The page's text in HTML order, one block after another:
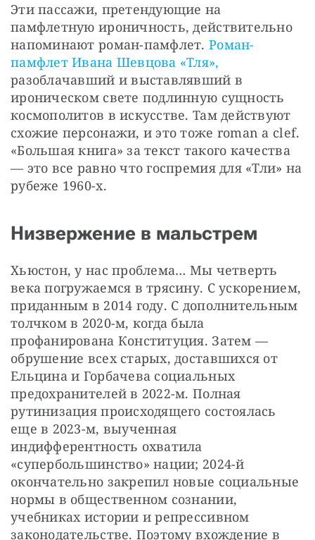
Эти пассажи, претендующие на
памфлетную ироничность, действительно
напоминают роман-памфлет. Роман-
памфлет Ивана Шевцова «Тля»,
разоблачавший и выставлявший в
ироническом свете подлинную сущность
космополитов в искусстве. Там действуют
схожие персонажи, и это тоже roman a clef.
«Большая книга» за текст такого качества
— это все равно что госпремия для «Тли» на
рубеже 1960-х.
Низвержение в мальстрем
Хьюстон, у нас проблема… Мы четверть
века погружаемся в трясину. С ускорением,
приданным в 2014 году. С дополнительным
толчком в 2020-м, когда была
профанирована Конституция. Затем —
обрушение всех старых, доставшихся от
Ельцина и Горбачева социальных
предохранителей в 2022-м. Полная
рутинизация происходящего состоялась
еще в 2023-м, выученная
индифферентность охватила
«супербольшинство» нации; 2024-й
окончательно закрепил новые социальные
нормы в общественном сознании,
учебниках истории и репрессивном
законодательстве. Поэтому вхождение в